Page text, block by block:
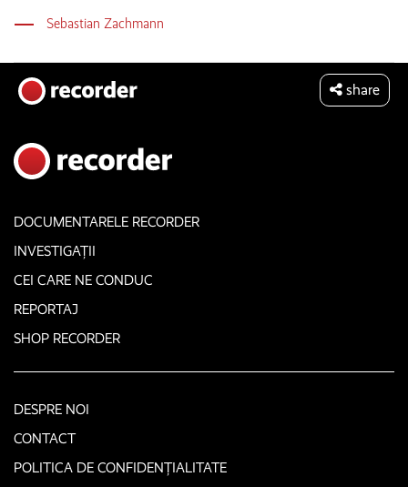
Sebastian Zachmann
share
DOCUMENTARELE RECORDER
INVESTIGAȚII
CEI CARE NE CONDUC
REPORTAJ
SHOP RECORDER
DESPRE NOI
CONTACT
POLITICA DE CONFIDENȚIALITATE